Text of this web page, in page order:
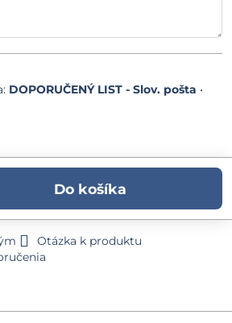
DOPORUČENÝ LIST - Slov. pošta •
Do košíka
Otázka k produktu